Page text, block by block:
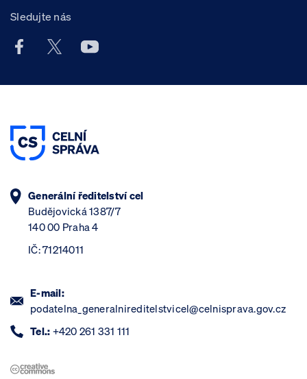
Sledujte nás
Facebook účet Celní správy ČR
X účet Celní správy ČR
Youtube účet Celní správy ČR
Generální ředitelství cel
Budějovická 1387/7
140 00 Praha 4
IČ: 71214011
E-mail:
podatelna_generalnireditelstvicel@celnisprava.gov.cz
Tel.: +420 261 331 111